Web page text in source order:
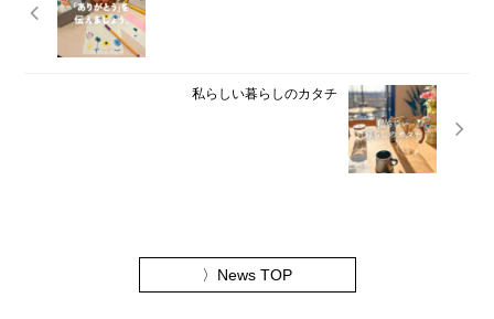
私らしい暮らしのカタチ
〉 News TOP